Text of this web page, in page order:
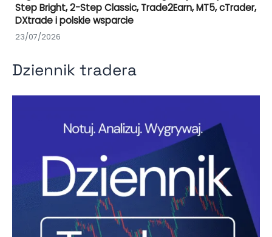
Step Bright, 2-Step Classic, Trade2Earn, MT5, cTrader,
DXtrade i polskie wsparcie
23/07/2026
Dziennik tradera